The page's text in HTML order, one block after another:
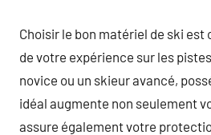
Choisir le bon matériel de ski
de votre expérience sur les
novice ou un skieur avancé,
idéal augmente non seulement
assure également votre